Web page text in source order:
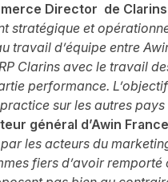
Director de
stratégique et
travail d’équipe entre
Clarins avec le travail
performance.
sur les autres
général d’Awin France
les acteurs du
fiers d’avoir